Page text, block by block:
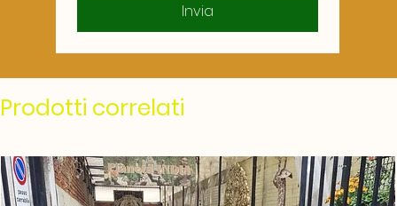
Invia
Prodotti correlati